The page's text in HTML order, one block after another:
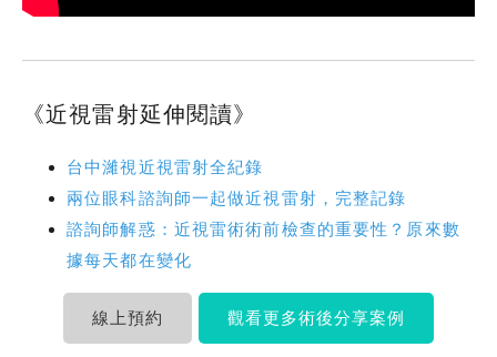
《近視雷射延伸閱讀》
台中濰視近視雷射全紀錄
兩位眼科諮詢師一起做近視雷射，完整記錄
諮詢師解惑：近視雷術術前檢查的重要性？原來數
據每天都在變化
線上預約 觀看更多術後分享案例